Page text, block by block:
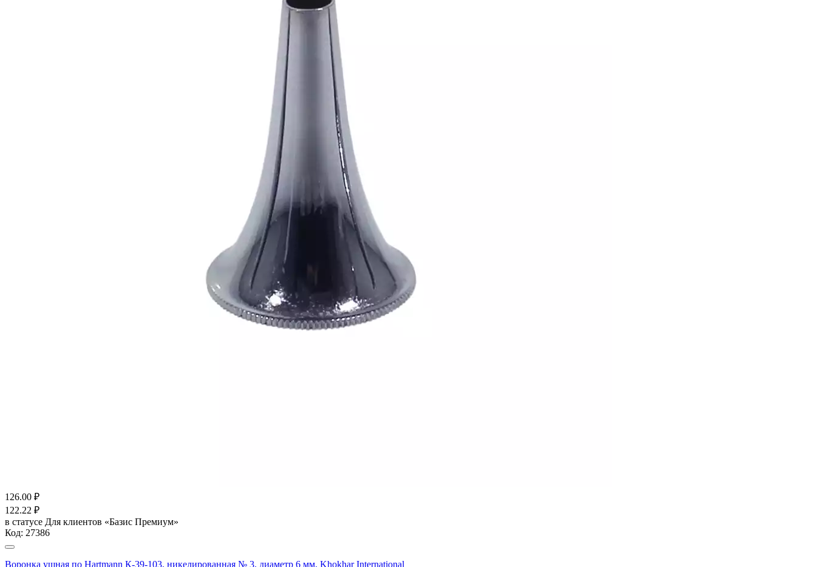
126.00 ₽
122.22 ₽
в статусе Для клиентов «Базис Премиум»
Код: 27386
Воронка ушная по Hartmann К-39-103, никелированная № 3, диаметр 6 мм, Khokhar International